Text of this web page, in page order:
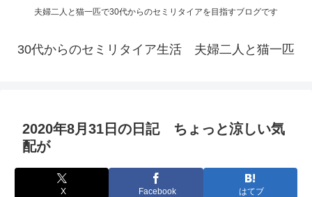
夫婦二人と猫一匹で30代からのセミリタイアを目指すブログです
30代からのセミリタイア生活 夫婦二人と猫一匹
2020年8月31日の日記 ちょっと涼しい気
配が
X Facebook はてブ